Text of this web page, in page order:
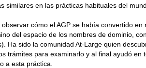
similares en las prácticas habituales del
cómo el AGP se había convertido
del espacio de los nombres de dominio,
Ha sido la comunidad At-Large quien
trámites para examinarlo y al final ayudó
a esta práctica.